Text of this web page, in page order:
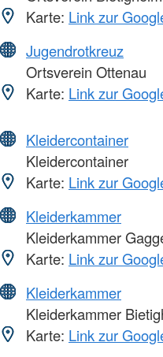
Karte: Link zur
Jugendrotkreuz
Ortsverein Ottenau
Karte: Link zur
Kleidercontainer
Kleidercontainer
Karte: Link zur
Kleiderkammer
Kleiderkammer
Karte: Link zur
Kleiderkammer
Kleiderkammer
Karte: Link zur